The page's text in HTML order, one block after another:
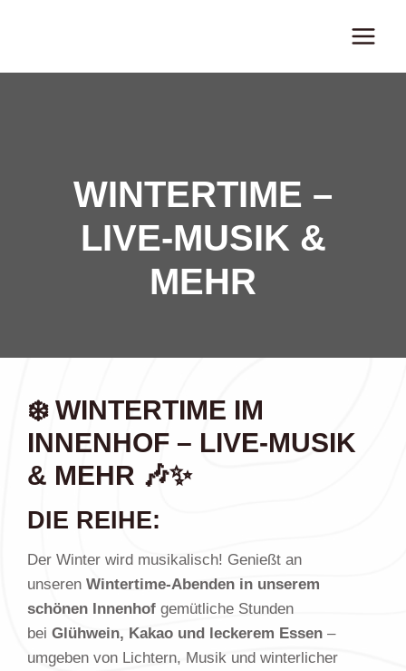
WINTERTIME –
LIVE-MUSIK &
MEHR
❄️ WINTERTIME IM
INNENHOF – LIVE-MUSIK
& MEHR 🎶✨
DIE REIHE:
Der Winter wird musikalisch! Genießt an
unseren Wintertime-Abenden in unserem
schönen Innenhof gemütliche Stunden
bei Glühwein, Kakao und leckerem Essen –
umgeben von Lichtern, Musik und winterlicher